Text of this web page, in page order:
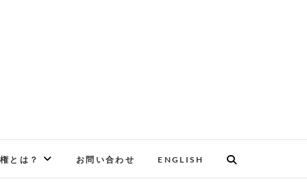
とは？ お問い合わせ ENGLISH